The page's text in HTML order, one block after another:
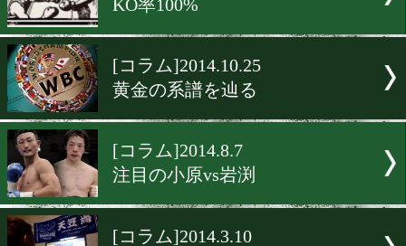
はじめまして、綾木です!
[友清哲コラム]2015.1.14
「別冊宝島」第3弾が登場!
[原功コラム]2014.12.11